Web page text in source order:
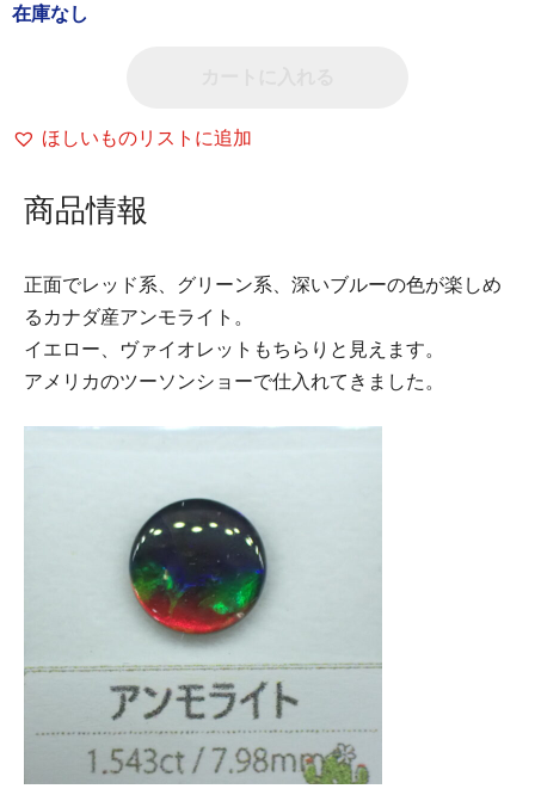
在庫なし
ほしいものリストに追加
商品情報
正面でレッド系、グリーン系、深いブルーの色が楽しめ
るカナダ産アンモライト。
イエロー、ヴァイオレットもちらりと見えます。
アメリカのツーソンショーで仕入れてきました。